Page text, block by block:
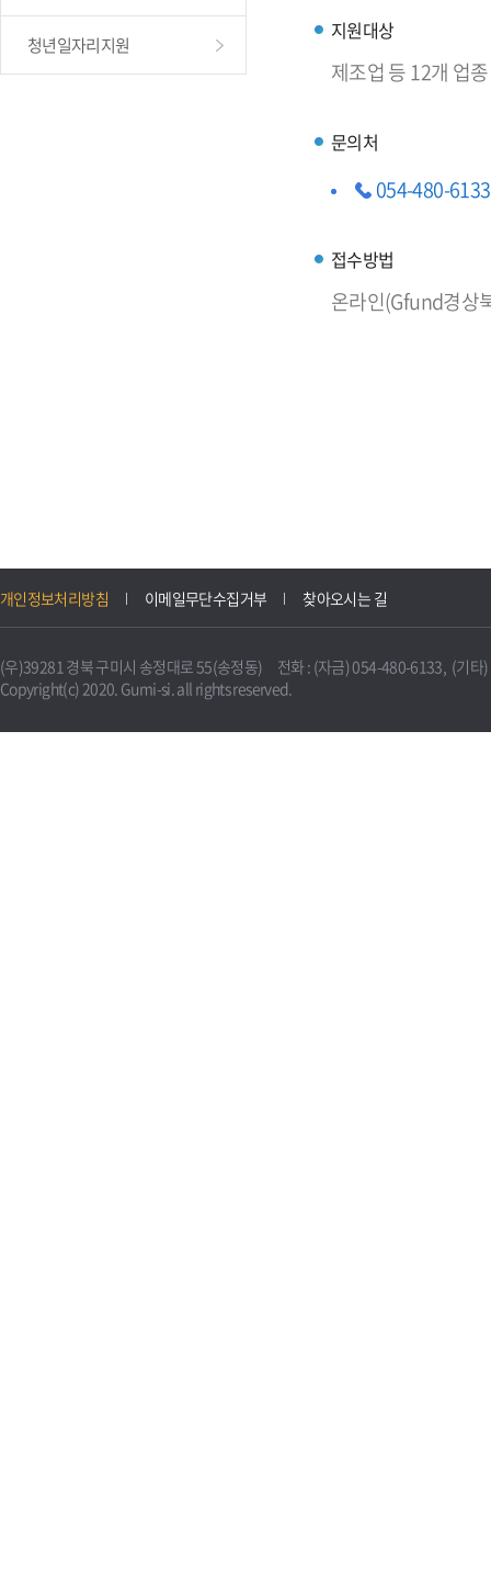
청년일자리지원
지원대상
제조업 등 12개 업종
문의처
054-480-6133
접수방법
온라인(Gfund경상
개인정보처리방침 이메일무단수집거부 찾아오시는 길
(우)39281 경북 구미시 송정대로 55(송정동) 전화 : (자금) 054-480-6133, (기타
Copyright(c) 2020. Gumi-si. all rights reserved.